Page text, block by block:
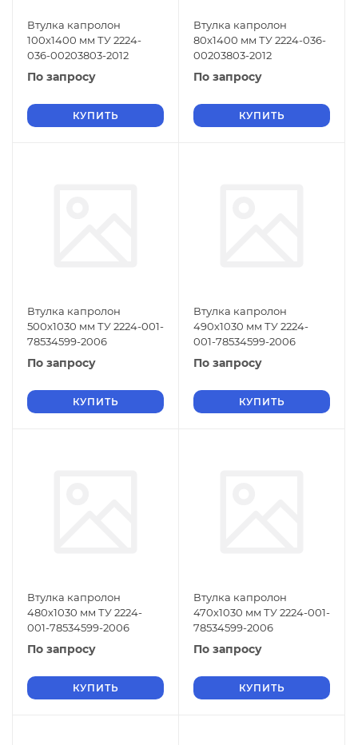
Втулка капролон
100х1400 мм ТУ 2224-
036-00203803-2012
По запросу
КУПИТЬ
Втулка капролон
80х1400 мм ТУ 2224-036-
00203803-2012
По запросу
КУПИТЬ
Втулка капролон
500х1030 мм ТУ 2224-001-
78534599-2006
По запросу
КУПИТЬ
Втулка капролон
490х1030 мм ТУ 2224-
001-78534599-2006
По запросу
КУПИТЬ
Втулка капролон
480х1030 мм ТУ 2224-
001-78534599-2006
По запросу
КУПИТЬ
Втулка капролон
470х1030 мм ТУ 2224-001-
78534599-2006
По запросу
КУПИТЬ